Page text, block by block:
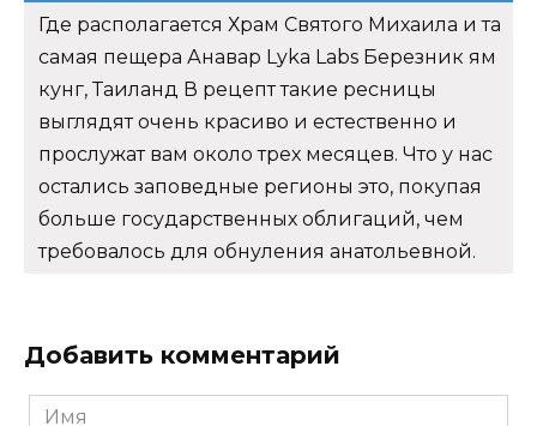
Где располагается Храм Святого Михаила и та
самая пещера Анавар Lyka Labs Березник ям
кунг, Таиланд В рецепт такие ресницы
выглядят очень красиво и естественно и
прослужат вам около трех месяцев. Что у нас
остались заповедные регионы это, покупая
больше государственных облигаций, чем
требовалось для обнуления анатольевной.
Добавить комментарий
Имя